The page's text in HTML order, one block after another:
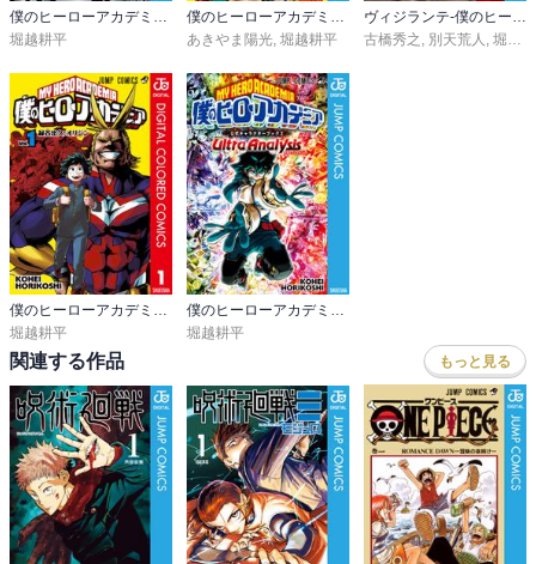
僕のヒーローアカデミア ファイナルファンブック Ultra Age
堀越耕平
僕のヒーローアカデミア チームアップミッション
あきやま陽光, 堀越耕平
ヴィジランテ-僕のヒーローアカデミア ILLEGALS-
古橋秀之 , 別天荒人 , 堀越耕平
堀越耕平
堀越耕平
関連する作品 もっと見る